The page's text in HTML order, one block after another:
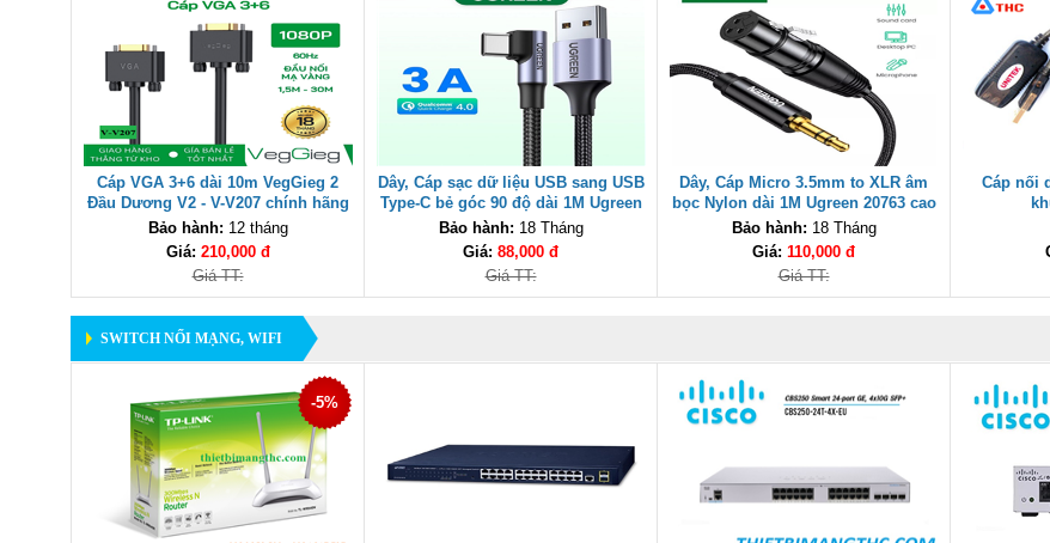
Cáp VGA 3+6 dài 10m VegGieg 2
Đầu Dương V2 - V-V207 chính hãng
Bảo hành: 12 tháng
Giá: 210,000 đ
Giá TT:
Dây, Cáp sạc dữ liệu USB sang USB
Type-C bẻ góc 90 độ dài 1M Ugreen
50941 cao cấp
Bảo hành: 18 Tháng
Giá: 88,000 đ
Giá TT:
Dây, Cáp Micro 3.5mm to XLR âm
bọc Nylon dài 1M Ugreen 20763 cao
cấp
Bảo hành: 18 Tháng
Giá: 110,000 đ
Giá TT:
Cáp nối
SWITCH NỐI MẠNG, WIFI
-5%